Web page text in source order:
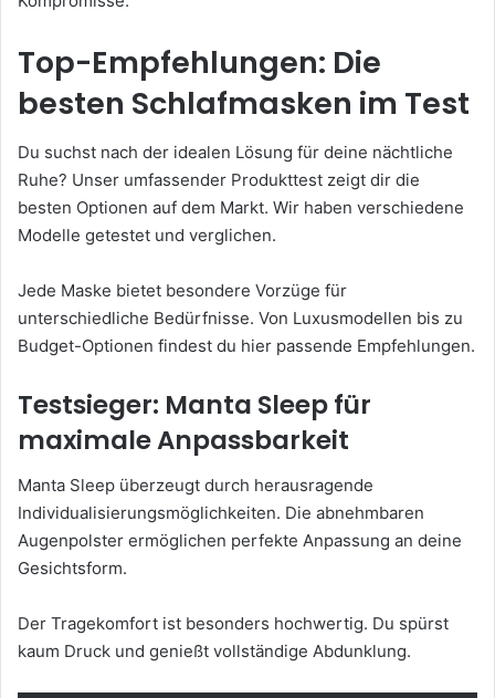
Top-Empfehlungen: Die
besten Schlafmasken im Test
Du suchst nach der idealen Lösung für deine nächtliche
Ruhe? Unser umfassender Produkttest zeigt dir die
besten Optionen auf dem Markt. Wir haben verschiedene
Modelle getestet und verglichen.
Jede Maske bietet besondere Vorzüge für
unterschiedliche Bedürfnisse. Von Luxusmodellen bis zu
Budget-Optionen findest du hier passende Empfehlungen.
Testsieger: Manta Sleep für
maximale Anpassbarkeit
Manta Sleep überzeugt durch herausragende
Individualisierungsmöglichkeiten. Die abnehmbaren
Augenpolster ermöglichen perfekte Anpassung an deine
Gesichtsform.
Der Tragekomfort ist besonders hochwertig. Du spürst
kaum Druck und genießt vollständige Abdunklung.